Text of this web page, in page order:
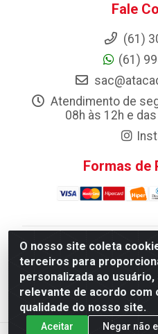
O nosso site coleta
terceiros para
personalizada ao
relevante de acordo com
qualidade do nosso site.
Aceitar Negar não
Fale
(61)
(61)
Atendimento de
08h às 12h e
Formas de
Atacadao da Limpeza F.
Distribuicao LTDA - Quadra
Industrial (Taguatinga),
CNPJ